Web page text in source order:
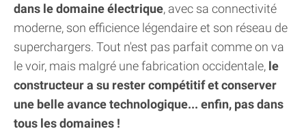
dans le domaine électrique, avec sa connectivité
moderne, son efficience légendaire et son réseau de
superchargers. Tout n'est pas parfait comme on va
le voir, mais malgré une fabrication occidentale, le
constructeur a su rester compétitif et conserver
une belle avance technologique... enfin, pas dans
tous les domaines !